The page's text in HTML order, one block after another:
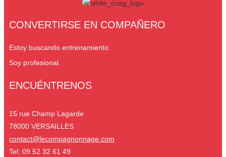
CONVERTIRSE EN COMPAÑERO
Estoy buscando entrenamiento.
Soy profesional.
ENCUÉNTRENOS
15 rue Champ Lagarde
78000 VERSAILLES
contact@lecompagnonnage.com
Tel: 09 52 32 61 49